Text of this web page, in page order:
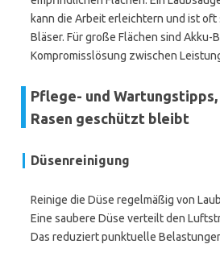
kann die Arbeit erleichtern und ist
Bläser. Für große Flächen sind Akku-
Kompromisslösung zwischen
Pflege- und
Rasen geschützt bleibt
Düsenreinigung
Reinige die Düse regelmäßig von
Eine saubere Düse verteilt den
Das reduziert punktuelle